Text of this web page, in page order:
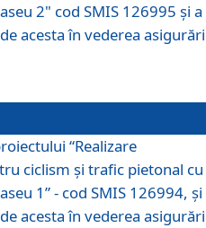
2" cod SMIS 126995 și a
acesta în vederea
“Realizare
ciclism şi trafic pietonal cu
1” - cod SMIS 126994, și
acesta în vederea